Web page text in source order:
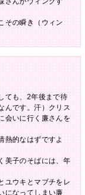
その瞬き（ウィン
ても、2年後まで待
んです。汗）クリス
会いに行く廉さんを
熱的なはずですよ
美子のそばには、年
ユウキとマブチをレ
になってしまい廉